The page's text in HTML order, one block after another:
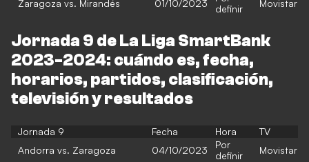
Zaragoza vs. Mirandés 01/10/2023
definir
Movistar
Jornada 9 de La Liga SmartBank
2023-2024: cuándo es, fecha,
horarios, partidos, clasificación,
televisión y resultados
Jornada 9 Fecha Hora
TV
Andorra vs. Zaragoza
04/10/2023
Por
definir
Movistar